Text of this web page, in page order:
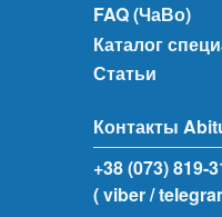
FAQ (ЧаВо)
Каталог
Статьи
Контакты
+38 (073) 819-
( viber/